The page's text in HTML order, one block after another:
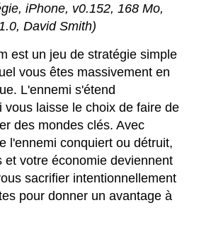
iPhone, v0.152, 168 Mo,
David Smith)
est un jeu de stratégie simple
vous êtes massivement en
L'ennemi s'étend
vous laisse le choix de faire de
des mondes clés. Avec
l'ennemi conquiert ou détruit,
et votre économie deviennent
sacrifier intentionnellement
pour donner un avantage à